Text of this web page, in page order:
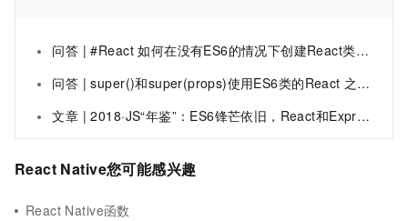
问答 | #React 如何在没有ES6的情况下创建React类组件？
问答 | super()和super(props)使用ES6类的React 之间有什么区别？
文章 | 2018·JS“年鉴”：ES6锋芒依旧，React和Express成为前、后端最受欢迎框架
React Native您可能感兴趣
React Native函数